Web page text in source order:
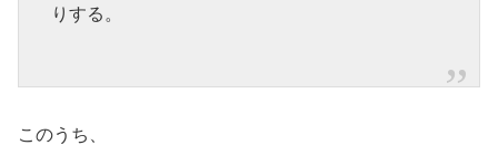
りする。
このうち、